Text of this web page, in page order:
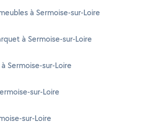
à Sermoise-sur-Loire
à Sermoise-sur-Loire
Sermoise-sur-Loire
sur-Loire
sur-Loire